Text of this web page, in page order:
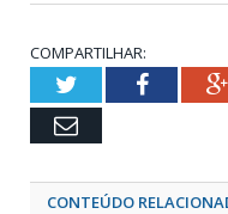
COMPARTILHAR:
TwitterFacebook
Email
CONTEÚDO